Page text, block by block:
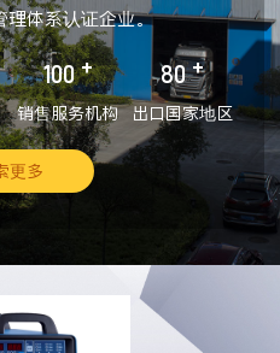
理体系认证企业。
100 +
销售服务机构
80 +
出口国家地区
更多